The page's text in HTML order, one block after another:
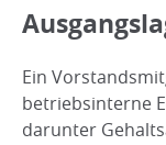
Ein
betriebsinterne
darunter